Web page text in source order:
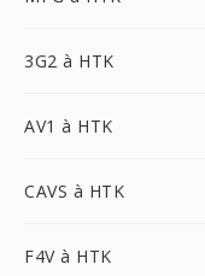
3G2 à HTK
AV1 à HTK
CAVS à HTK
F4V à HTK